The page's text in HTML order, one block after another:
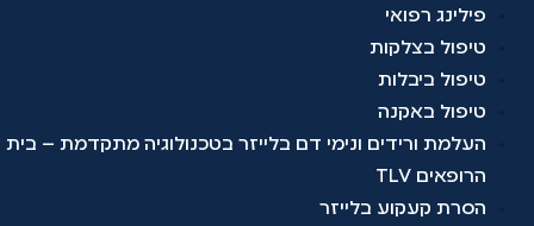
פילינג רפואי
טיפול בצלקות
טיפול ביבלות
טיפול באקנה
העלמת ורידים ונימי דם בלייזר בטכנולוגיה מתקדמת – בית
הרופאים TLV
הסרת קעקוע בלייזר